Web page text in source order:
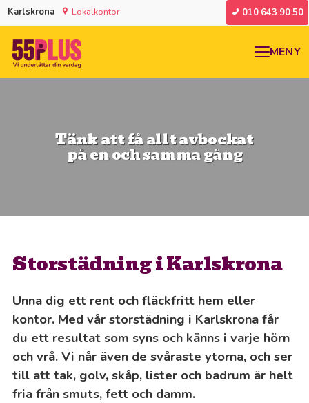
Karlskrona Lokalkontor 010 643 90 50
MENY
Tänk att få allt avbockat
på en och samma gång
Storstädning i Karlskrona
Unna dig ett rent och fläckfritt hem eller
kontor. Med vår storstädning i Karlskrona får
du ett resultat som syns och känns i varje hörn
och vrå. Vi når även de svåraste ytorna, och ser
till att tak, golv, skåp, lister och badrum är helt
fria från smuts, fett och damm.